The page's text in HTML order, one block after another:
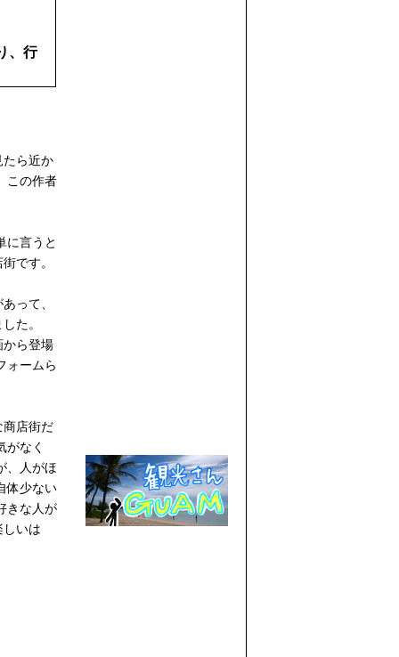
、行
たら近か
この作者
に言うと
です。
って、
た。
から登場
ォームら
商店街だ
がなく
、人がほ
体少ない
きな人が
しいは